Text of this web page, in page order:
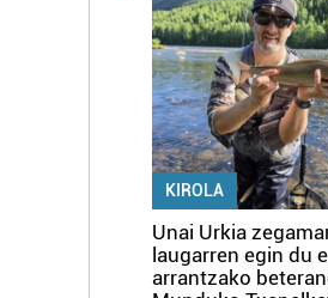
KIROLA
Unai Urkia
laugarren egin du
arrantzako